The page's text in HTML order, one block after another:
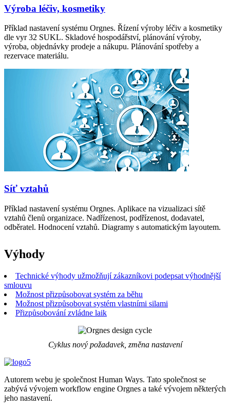
Výroba léčiv, kosmetiky
Příklad nastavení systému Orgnes. Řízení výroby léčiv a kosmetiky
dle vyr 32 SUKL. Skladové hospodářství, plánování výroby,
výroba, objednávky prodeje a nákupu. Plánování spotřeby a
rezervace materiálu.
Síť vztahů
Příklad nastavení systému Orgnes. Aplikace na vizualizaci sítě
vztahů členů organizace. Nadřízenost, podřízenost, dodavatel,
odběratel. Hodnocení vztahů. Diagramy s automatickým layoutem.
Výhody
Technické výhody užmožňují zákazníkovi podepsat výhodnější
smlouvu
Možnost přizpůsobovat systém za běhu
Možnost přizpůsobovat systém vlastními silami
Přizpůsobování zvládne laik
Cyklus nový požadavek, změna nastavení
Autorem webu je společnost Human Ways. Tato společnost se
zabývá vývojem workflow engine Orgnes a také vývojem některých
jeho nastavení.